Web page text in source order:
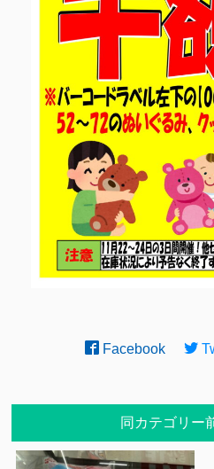
Facebook
同カテゴリー